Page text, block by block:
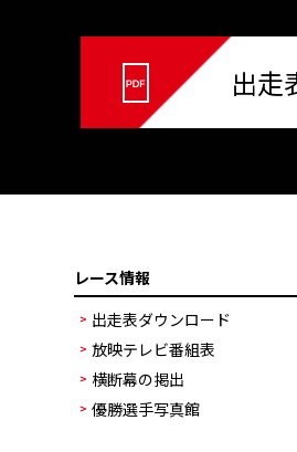
出走
レース情報
出走表ダウンロード
放映テレビ番組表
横断幕の掲出
優勝選手写真館